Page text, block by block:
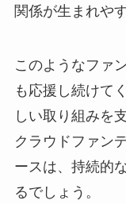
関係が生まれや
このようなファ
も応援し続けて
しい取り組みを
クラウドファン
ースは、持続的
るでしょう。